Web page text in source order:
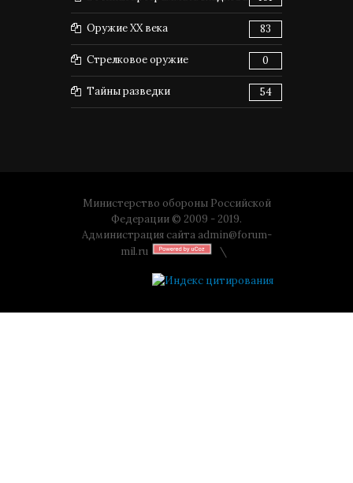
Оружие XX века 83
Стрелковое оружие 0
Тайны разведки 54
Министерство обороны Российской
Федерации © 2009 - 2019.
Администрация сайта admin@forum-
mil.ru